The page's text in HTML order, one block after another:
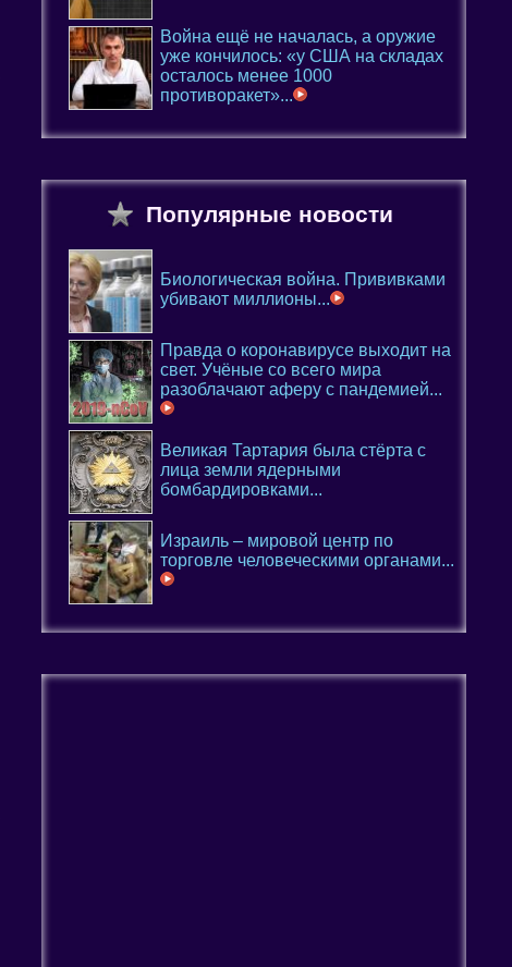
Война ещё не началась, а оружие
уже кончилось: «у США на складах
осталось менее 1000
противоракет»...
Популярные новости
Биологическая война. Прививками
убивают миллионы...
Правда о коронавирусе выходит на
свет. Учёные со всего мира
разоблачают аферу с пандемией...
Великая Тартария была стёрта с
лица земли ядерными
бомбардировками...
Израиль – мировой центр по
торговле человеческими органами...